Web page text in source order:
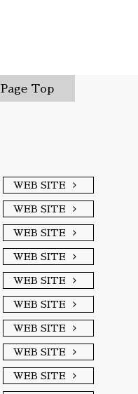
Page Top
WEB SITE
WEB SITE
WEB SITE
WEB SITE
WEB SITE
WEB SITE
WEB SITE
WEB SITE
WEB SITE